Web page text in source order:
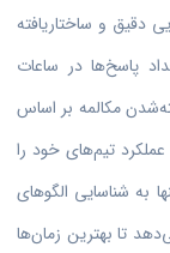
دقیق و ساختاریافته
پاسخ‌ها در ساعات
مکالمه بر اساس
تیم‌های خود را
به شناسایی الگوهای
تا بهترین زمان‌ها